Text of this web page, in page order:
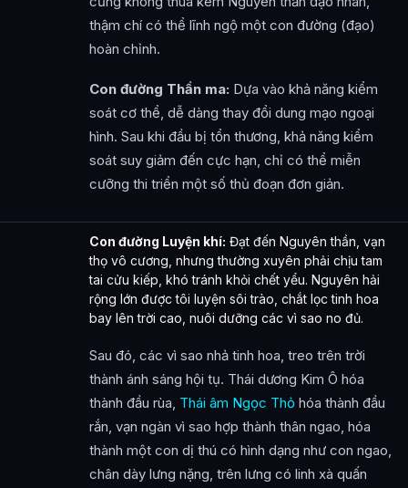
thậm chí có thể lĩnh ngộ một con đường (đạo)
hoàn chỉnh.
Con đường Thần ma: Dựa vào khả năng kiểm
soát cơ thể, dễ dàng thay đổi dung mạo ngoại
hình. Sau khi đầu bị tổn thương, khả năng kiểm
soát suy giảm đến cực hạn, chỉ có thể miễn
cưỡng thi triển một số thủ đoạn đơn giản.
Con đường Luyện khí: Đạt đến Nguyên thần, vạn
thọ vô cương, nhưng thường xuyên phải chịu tam
tai cửu kiếp, khó tránh khỏi chết yểu. Nguyên hải
rộng lớn được tôi luyện sôi trào, chắt lọc tinh hoa
bay lên trời cao, nuôi dưỡng các vì sao no đủ.
Sau đó, các vì sao nhả tinh hoa, treo trên trời
thành ánh sáng hội tụ. Thái dương Kim Ô hóa
thành đầu rùa, Thái âm Ngọc Thỏ hóa thành đầu
rắn, vạn ngàn vì sao hợp thành thân ngao, hóa
thành một con dị thú có hình dạng như con ngao,
chân dày lưng nặng, trên lưng có linh xà quấn